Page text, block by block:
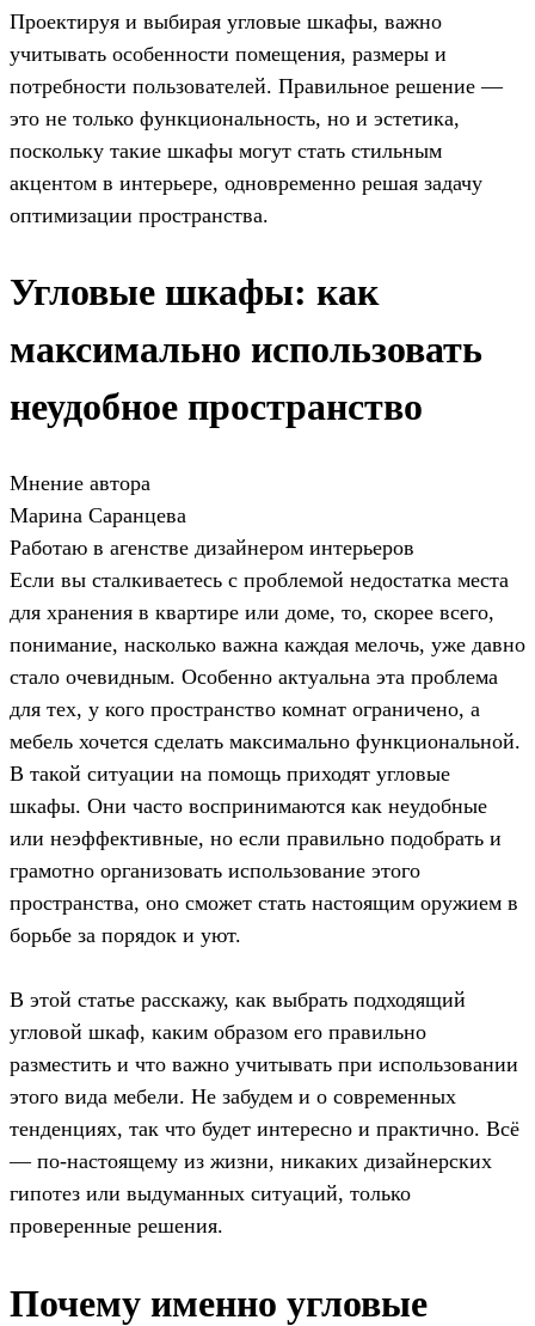
Проектируя и выбирая угловые шкафы, важно
учитывать особенности помещения, размеры и
потребности пользователей. Правильное решение —
это не только функциональность, но и эстетика,
поскольку такие шкафы могут стать стильным
акцентом в интерьере, одновременно решая задачу
оптимизации пространства.
Угловые шкафы: как
максимально использовать
неудобное пространство
Мнение автора
Марина Саранцева
Работаю в агенстве дизайнером интерьеров
Если вы сталкиваетесь с проблемой недостатка места
для хранения в квартире или доме, то, скорее всего,
понимание, насколько важна каждая мелочь, уже давно
стало очевидным. Особенно актуальна эта проблема
для тех, у кого пространство комнат ограничено, а
мебель хочется сделать максимально функциональной.
В такой ситуации на помощь приходят угловые
шкафы. Они часто воспринимаются как неудобные
или неэффективные, но если правильно подобрать и
грамотно организовать использование этого
пространства, оно сможет стать настоящим оружием в
борьбе за порядок и уют.
В этой статье расскажу, как выбрать подходящий
угловой шкаф, каким образом его правильно
разместить и что важно учитывать при использовании
этого вида мебели. Не забудем и о современных
тенденциях, так что будет интересно и практично. Всё
— по-настоящему из жизни, никаких дизайнерских
гипотез или выдуманных ситуаций, только
проверенные решения.
Почему именно угловые